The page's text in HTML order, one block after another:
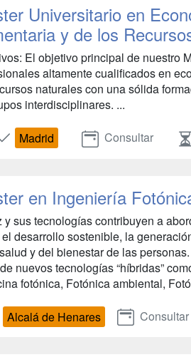
Universitario en
y de los
El objetivo principal de nuestro
altamente cualificados en
naturales con una sólida
interdisciplinares. ...
Madrid Consultar
en Ingeniería
y sus tecnologías contribuyen a
desarrollo sostenible, la
y del bienestar de las
nuevos tecnologías “híbridas”
fotónica, Fotónica ambiental,
Alcalá de Henares Consultar